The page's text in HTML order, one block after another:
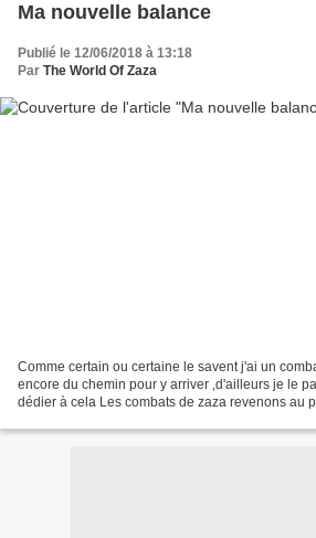
Ma nouvelle balance
Publié le 12/06/2018 à 13:18
Par The World Of Zaza
Comme certain ou certaine le savent j'ai un
encore du chemin pour y arriver ,d'ailleurs je le
dédier à cela Les combats de zaza revenons au